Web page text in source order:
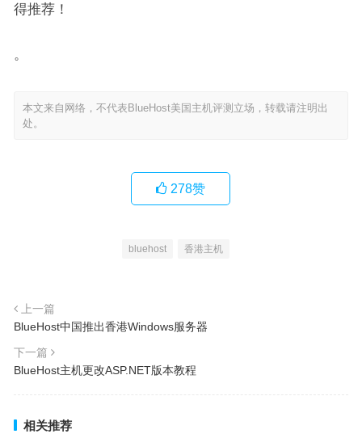
得推荐！
。
本文来自网络，不代表BlueHost美国主机评测立场，转载请注明出
处。
278赞
bluehost 香港主机
上一篇
BlueHost中国推出香港Windows服务器
下一篇
BlueHost主机更改ASP.NET版本教程
相关推荐